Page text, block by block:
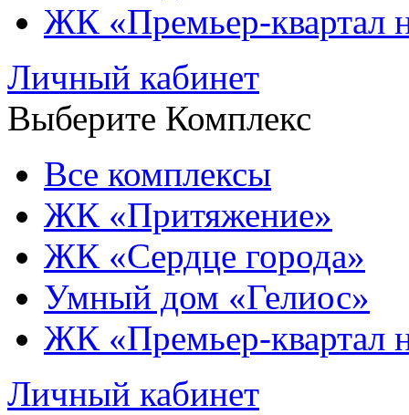
ЖК «Премьер-квартал
Личный кабинет
Выберите Комплекс
Все комплексы
ЖК «Притяжение»
ЖК «Сердце города»
Умный дом «Гелиос»
ЖК «Премьер-квартал
Личный кабинет